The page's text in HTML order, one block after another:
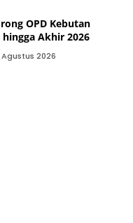
OPD Kebutan
Akhir 2026
2026
Bocah 12